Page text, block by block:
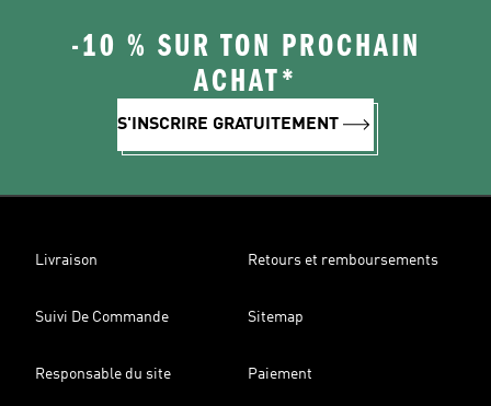
-10 % SUR TON PROCHAIN
ACHAT*
S'INSCRIRE GRATUITEMENT
Livraison Retours et remboursements
Suivi De Commande Sitemap
Responsable du site Paiement